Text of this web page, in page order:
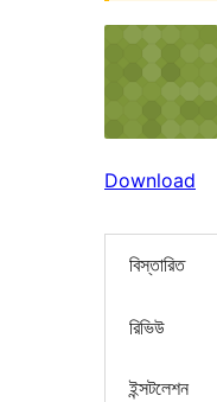
Download
বিস্তারিত
রিভিউ
ইন্সটলেশন